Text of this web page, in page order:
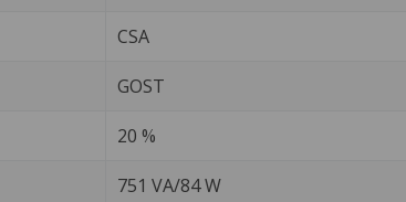
CSA
GOST
20 %
751 VA/84 W